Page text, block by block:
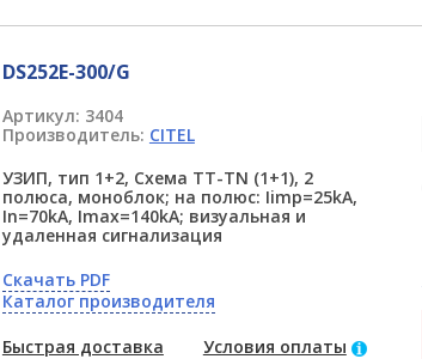
DS252E-300/G
Артикул: 3404
Производитель: CITEL
УЗИП, тип 1+2, Схема TT-TN (1+1), 2
полюса, моноблок; на полюс: Iimp=25kA,
In=70kA, Imax=140kA; визуальная и
удаленная сигнализация
Скачать PDF
Каталог производителя
Быстрая доставка
Условия оплаты